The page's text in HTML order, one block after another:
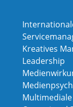
Kreatives
Leadership